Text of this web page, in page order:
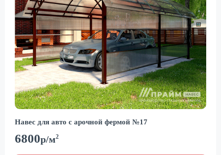
Навес для авто с арочной фермой №17
6800р/м2